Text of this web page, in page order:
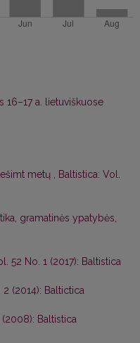
16–17 a. lietuviškuose
metų , Baltistica: Vol.
gramatinės ypatybės,
52 No. 1 (2017): Baltistica
(2014): Baltictica
(2008): Baltistica